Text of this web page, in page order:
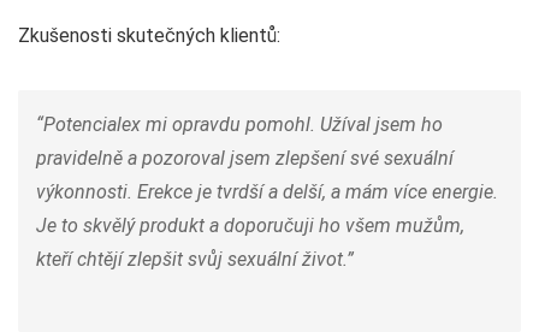
Zkušenosti skutečných klientů:
“Potencialex mi opravdu pomohl. Užíval jsem ho
pravidelně a pozoroval jsem zlepšení své sexuální
výkonnosti. Erekce je tvrdší a delší, a mám více energie.
Je to skvělý produkt a doporučuji ho všem mužům,
kteří chtějí zlepšit svůj sexuální život.”